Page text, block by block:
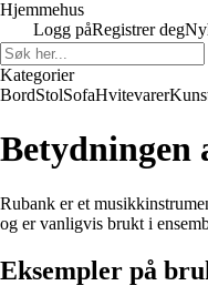
Hjemmehus
Logg påRegistrer deg
Kategorier
BordStolSofaHvitevarer
Betydningen
Rubank er et
og er vanligvis brukt i
Eksempler på